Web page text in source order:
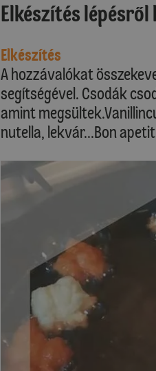
Elkészítés lépésről
Elkészítés
A hozzávalókat
segítségével. Csodák
amint
nutella, lekvár...Bon